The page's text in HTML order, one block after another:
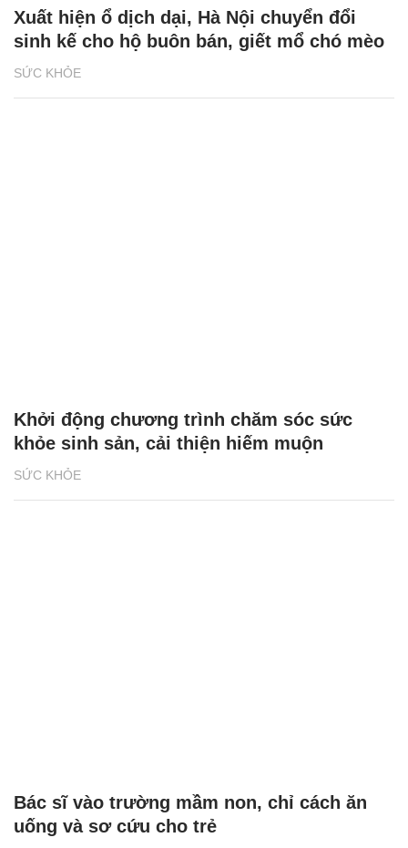
SỨC KHỎE
Xuất hiện ổ dịch dại, Hà Nội chuyển đổi
sinh kế cho hộ buôn bán, giết mổ chó mèo
SỨC KHỎE
Khởi động chương trình chăm sóc sức
khỏe sinh sản, cải thiện hiếm muộn
Bác sĩ vào trường mầm non, chỉ cách ăn
uống và sơ cứu cho trẻ